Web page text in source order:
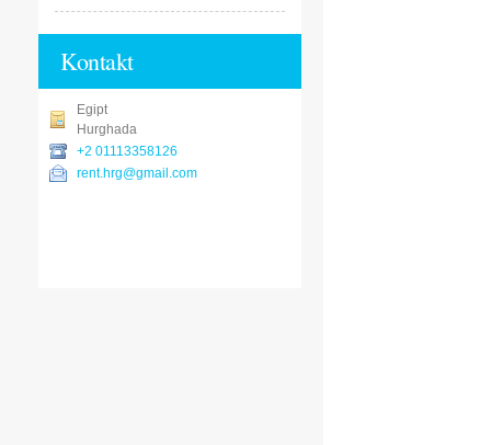
Kontakt
Egipt
Hurghada
+2 01113358126
rent.hrg@gmail.com